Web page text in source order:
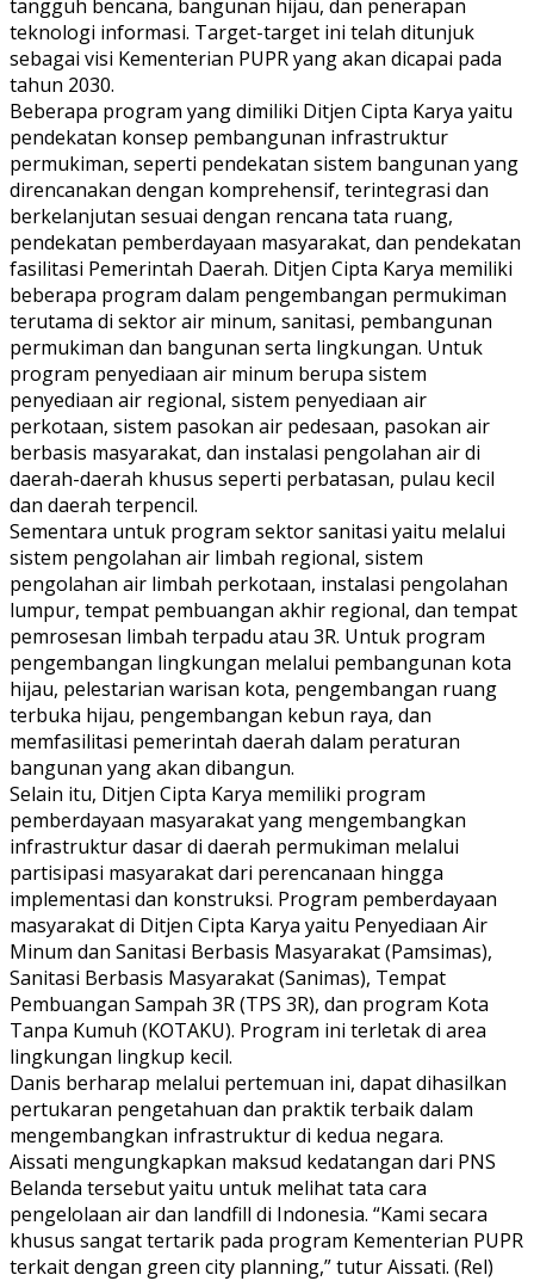
tangguh bencana, bangunan hijau, dan penerapan
teknologi informasi. Target-target ini telah ditunjuk
sebagai visi Kementerian PUPR yang akan dicapai pada
tahun 2030.
Beberapa program yang dimiliki Ditjen Cipta Karya yaitu
pendekatan konsep pembangunan infrastruktur
permukiman, seperti pendekatan sistem bangunan yang
direncanakan dengan komprehensif, terintegrasi dan
berkelanjutan sesuai dengan rencana tata ruang,
pendekatan pemberdayaan masyarakat, dan pendekatan
fasilitasi Pemerintah Daerah. Ditjen Cipta Karya memiliki
beberapa program dalam pengembangan permukiman
terutama di sektor air minum, sanitasi, pembangunan
permukiman dan bangunan serta lingkungan. Untuk
program penyediaan air minum berupa sistem
penyediaan air regional, sistem penyediaan air
perkotaan, sistem pasokan air pedesaan, pasokan air
berbasis masyarakat, dan instalasi pengolahan air di
daerah-daerah khusus seperti perbatasan, pulau kecil
dan daerah terpencil.
Sementara untuk program sektor sanitasi yaitu melalui
sistem pengolahan air limbah regional, sistem
pengolahan air limbah perkotaan, instalasi pengolahan
lumpur, tempat pembuangan akhir regional, dan tempat
pemrosesan limbah terpadu atau 3R. Untuk program
pengembangan lingkungan melalui pembangunan kota
hijau, pelestarian warisan kota, pengembangan ruang
terbuka hijau, pengembangan kebun raya, dan
memfasilitasi pemerintah daerah dalam peraturan
bangunan yang akan dibangun.
Selain itu, Ditjen Cipta Karya memiliki program
pemberdayaan masyarakat yang mengembangkan
infrastruktur dasar di daerah permukiman melalui
partisipasi masyarakat dari perencanaan hingga
implementasi dan konstruksi. Program pemberdayaan
masyarakat di Ditjen Cipta Karya yaitu Penyediaan Air
Minum dan Sanitasi Berbasis Masyarakat (Pamsimas),
Sanitasi Berbasis Masyarakat (Sanimas), Tempat
Pembuangan Sampah 3R (TPS 3R), dan program Kota
Tanpa Kumuh (KOTAKU). Program ini terletak di area
lingkungan lingkup kecil.
Danis berharap melalui pertemuan ini, dapat dihasilkan
pertukaran pengetahuan dan praktik terbaik dalam
mengembangkan infrastruktur di kedua negara.
Aissati mengungkapkan maksud kedatangan dari PNS
Belanda tersebut yaitu untuk melihat tata cara
pengelolaan air dan landfill di Indonesia. “Kami secara
khusus sangat tertarik pada program Kementerian PUPR
terkait dengan green city planning,” tutur Aissati. (Rel)